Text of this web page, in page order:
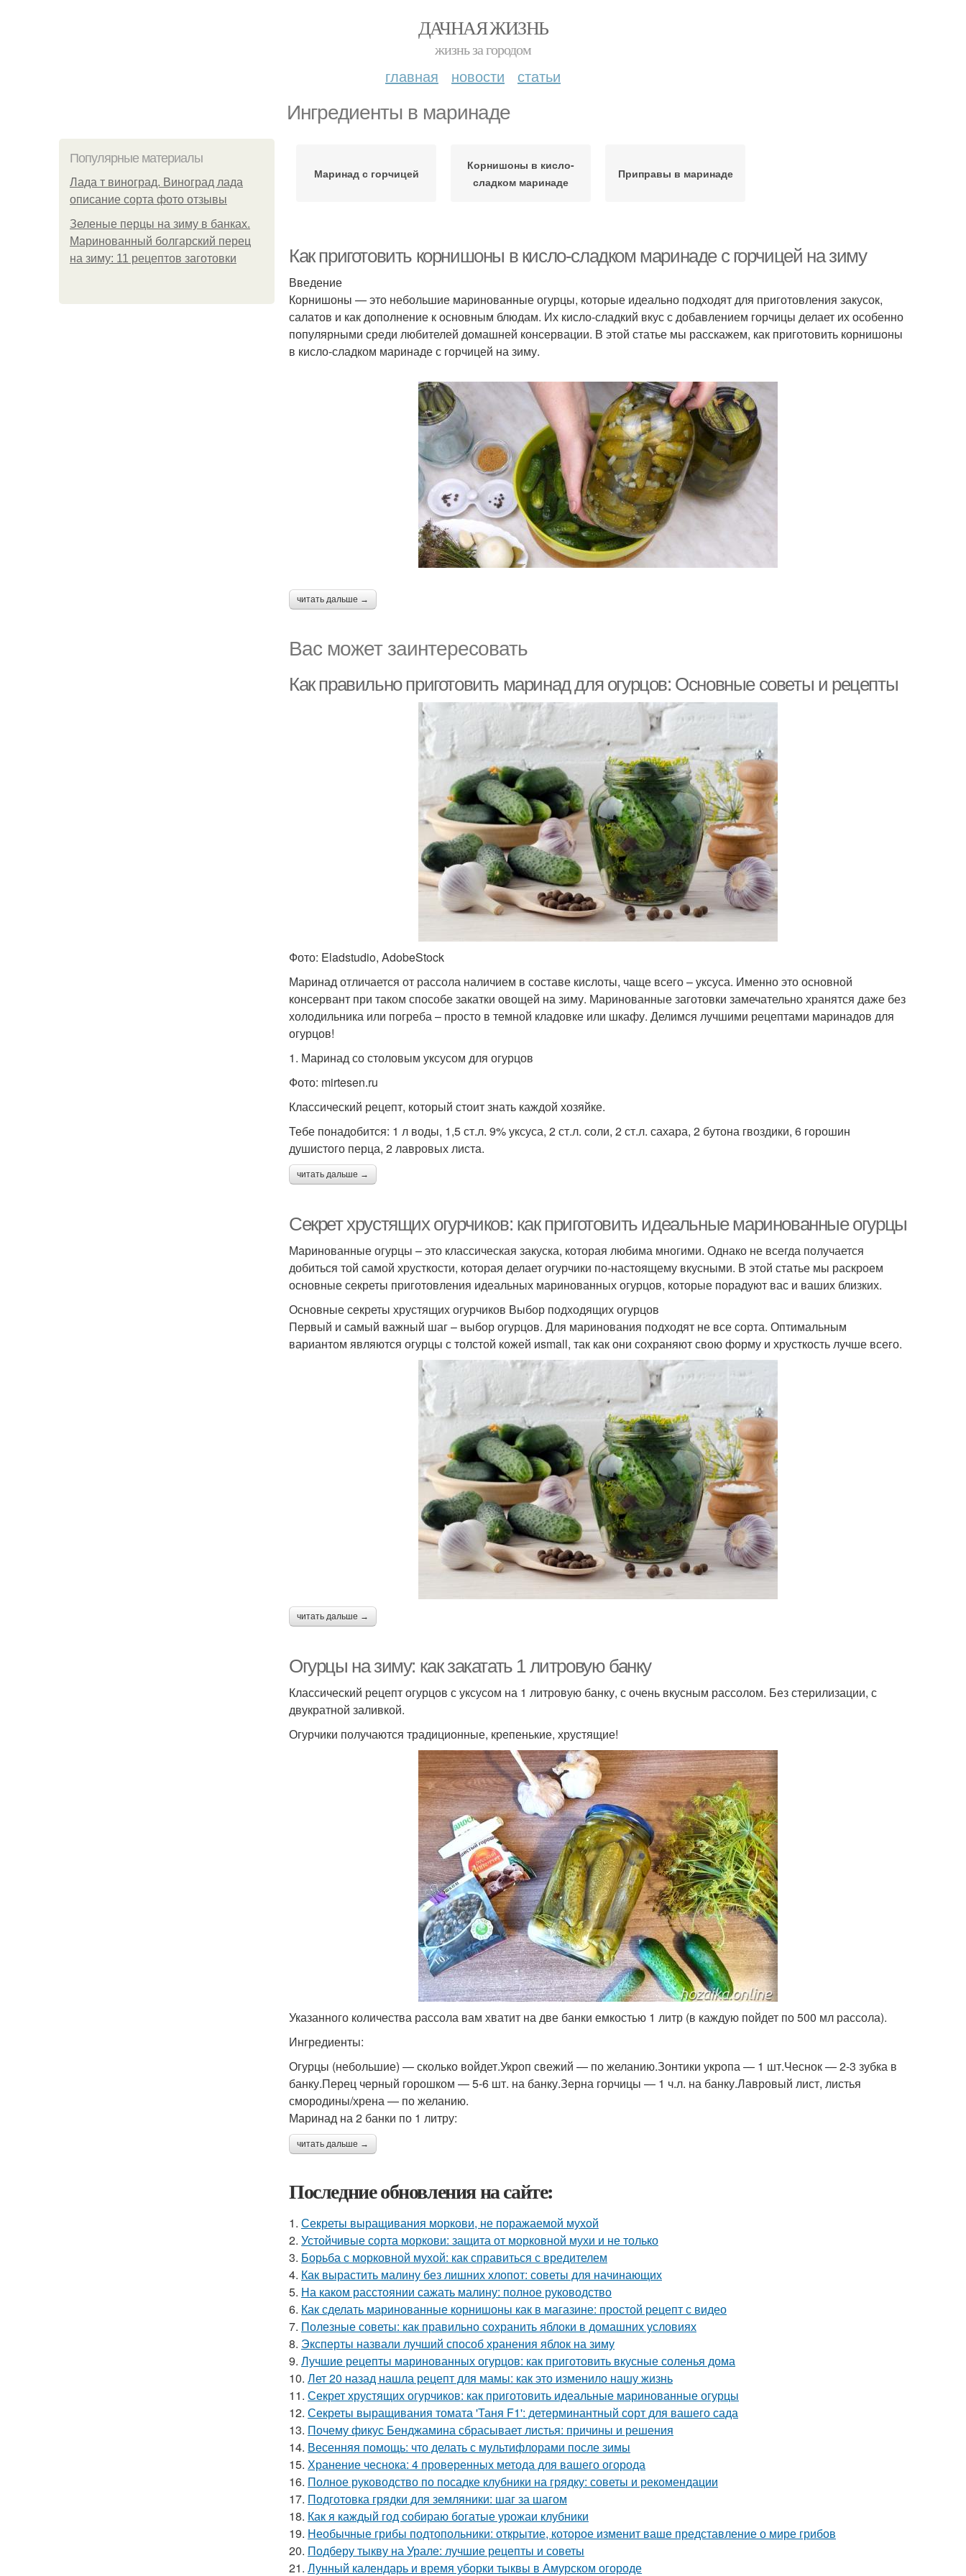
ДАЧНАЯ ЖИЗНЬ
жизнь за городом
главная новости статьи
Ингредиенты в маринаде
Популярные материалы
Лада т виноград. Виноград лада
описание сорта фото отзывы
Зеленые перцы на зиму в банках.
Маринованный болгарский перец
на зиму: 11 рецептов заготовки
Маринад с горчицей
Корнишоны в кисло-
сладком маринаде
Приправы в маринаде
Как приготовить корнишоны в кисло-сладком маринаде с горчицей на зиму
Введение
Корнишоны — это небольшие маринованные огурцы, которые идеально подходят для приготовления закусок,
салатов и как дополнение к основным блюдам. Их кисло-сладкий вкус с добавлением горчицы делает их особенно
популярными среди любителей домашней консервации. В этой статье мы расскажем, как приготовить корнишоны
в кисло-сладком маринаде с горчицей на зиму.
читать дальше →
Вас может заинтересовать
Как правильно приготовить маринад для огурцов: Основные советы и рецепты
Фото: Eladstudio, AdobeStock
Маринад отличается от рассола наличием в составе кислоты, чаще всего – уксуса. Именно это основной
консервант при таком способе закатки овощей на зиму. Маринованные заготовки замечательно хранятся даже без
холодильника или погреба – просто в темной кладовке или шкафу. Делимся лучшими рецептами маринадов для
огурцов!
1. Маринад со столовым уксусом для огурцов
Фото: mirtesen.ru
Классический рецепт, который стоит знать каждой хозяйке.
Тебе понадобится: 1 л воды, 1,5 ст.л. 9% уксуса, 2 ст.л. соли, 2 ст.л. сахара, 2 бутона гвоздики, 6 горошин
душистого перца, 2 лавровых листа.
читать дальше →
Секрет хрустящих огурчиков: как приготовить идеальные маринованные огурцы
Маринованные огурцы – это классическая закуска, которая любима многими. Однако не всегда получается
добиться той самой хрусткости, которая делает огурчики по-настоящему вкусными. В этой статье мы раскроем
основные секреты приготовления идеальных маринованных огурцов, которые порадуют вас и ваших близких.
Основные секреты хрустящих огурчиков Выбор подходящих огурцов
Первый и самый важный шаг – выбор огурцов. Для маринования подходят не все сорта. Оптимальным
вариантом являются огурцы с толстой кожей иsmall, так как они сохраняют свою форму и хрусткость лучше всего.
читать дальше →
Огурцы на зиму: как закатать 1 литровую банку
Классический рецепт огурцов с уксусом на 1 литровую банку, с очень вкусным рассолом. Без стерилизации, с
двукратной заливкой.
Огурчики получаются традиционные, крепенькие, хрустящие!
Указанного количества рассола вам хватит на две банки емкостью 1 литр (в каждую пойдет по 500 мл рассола).
Ингредиенты:
Огурцы (небольшие) — сколько войдет.Укроп свежий — по желанию.Зонтики укропа — 1 шт.Чеснок — 2-3 зубка в
банку.Перец черный горошком — 5-6 шт. на банку.Зерна горчицы — 1 ч.л. на банку.Лавровый лист, листья
смородины/хрена — по желанию.
Маринад на 2 банки по 1 литру:
читать дальше →
Последние обновления на сайте:
1. Секреты выращивания моркови, не поражаемой мухой
2. Устойчивые сорта моркови: защита от морковной мухи и не только
3. Борьба с морковной мухой: как справиться с вредителем
4. Как вырастить малину без лишних хлопот: советы для начинающих
5. На каком расстоянии сажать малину: полное руководство
6. Как сделать маринованные корнишоны как в магазине: простой рецепт с видео
7. Полезные советы: как правильно сохранить яблоки в домашних условиях
8. Эксперты назвали лучший способ хранения яблок на зиму
9. Лучшие рецепты маринованных огурцов: как приготовить вкусные соленья дома
10. Лет 20 назад нашла рецепт для мамы: как это изменило нашу жизнь
11. Секрет хрустящих огурчиков: как приготовить идеальные маринованные огурцы
12. Секреты выращивания томата 'Таня F1': детерминантный сорт для вашего сада
13. Почему фикус Бенджамина сбрасывает листья: причины и решения
14. Весенняя помощь: что делать с мультифлорами после зимы
15. Хранение чеснока: 4 проверенных метода для вашего огорода
16. Полное руководство по посадке клубники на грядку: советы и рекомендации
17. Подготовка грядки для земляники: шаг за шагом
18. Как я каждый год собираю богатые урожаи клубники
19. Необычные грибы подтопольники: открытие, которое изменит ваше представление о мире грибов
20. Подберу тыкву на Урале: лучшие рецепты и советы
21. Лунный календарь и время уборки тыквы в Амурском огороде